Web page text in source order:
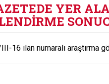
YER
16 ilan numaralı araştırma